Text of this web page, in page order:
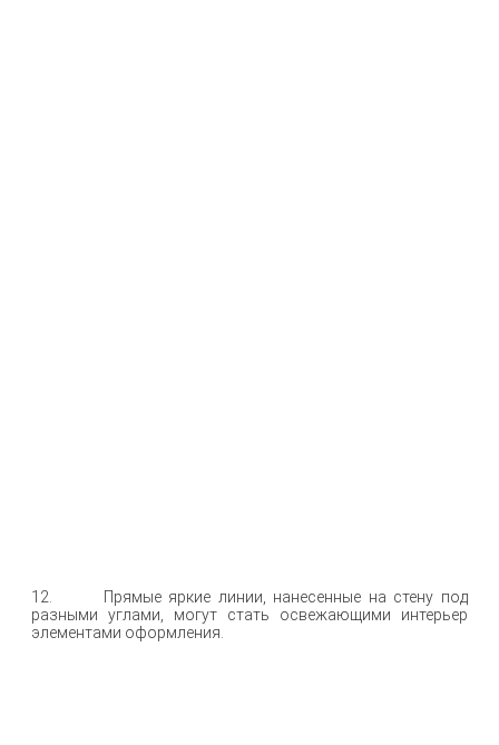
12. Прямые яркие линии, нанесенные на стену под
разными углами, могут стать освежающими интерьер
элементами оформления.